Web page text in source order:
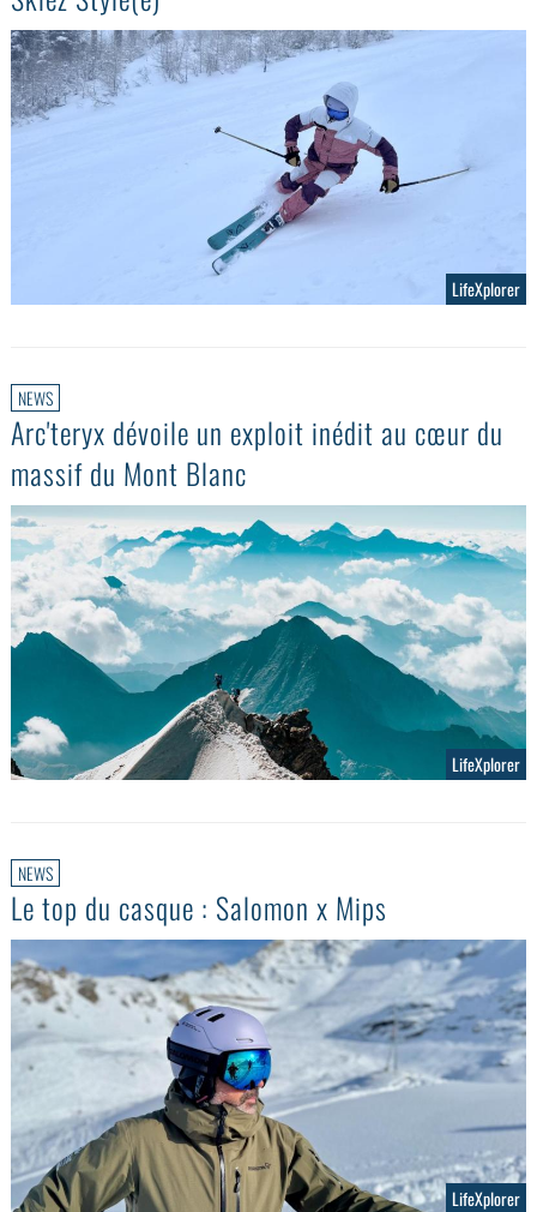
LifeXplorer
NEWS
Arc'teryx dévoile un exploit inédit au cœur du
massif du Mont Blanc
LifeXplorer
NEWS
Le top du casque : Salomon x Mips
LifeXplorer